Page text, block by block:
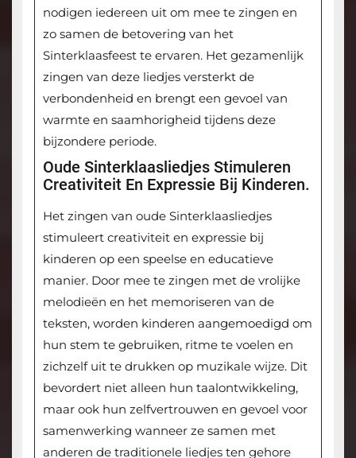
nodigen iedereen uit om mee te zingen en
zo samen de betovering van het
Sinterklaasfeest te ervaren. Het gezamenlijk
zingen van deze liedjes versterkt de
verbondenheid en brengt een gevoel van
warmte en saamhorigheid tijdens deze
bijzondere periode.
Oude Sinterklaasliedjes Stimuleren
Creativiteit En Expressie Bij Kinderen.
Het zingen van oude Sinterklaasliedjes
stimuleert creativiteit en expressie bij
kinderen op een speelse en educatieve
manier. Door mee te zingen met de vrolijke
melodieën en het memoriseren van de
teksten, worden kinderen aangemoedigd om
hun stem te gebruiken, ritme te voelen en
zichzelf uit te drukken op muzikale wijze. Dit
bevordert niet alleen hun taalontwikkeling,
maar ook hun zelfvertrouwen en gevoel voor
samenwerking wanneer ze samen met
anderen de traditionele liedjes ten gehore